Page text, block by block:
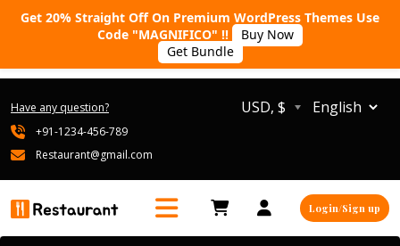
Have any question?
+91-1234-456-789
Restaurant@gmail.com
USD, $
Login/Sign up
Get 20% Straight Off On Premium WordPress Themes Use
Code "MAGNIFICO" !!
Buy Now
Get Bundle